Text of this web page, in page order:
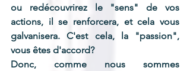
ou redécouvrirez le "sens" de vos
actions, il se renforcera, et cela vous
galvanisera. C'est cela, la "passion",
vous êtes d'accord?
Donc, comme nous sommes